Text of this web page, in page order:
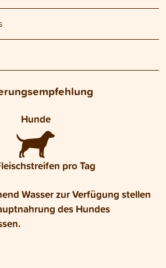
Hunde
pro Tag
Wasser zur Verfügung stellen
des Hundes